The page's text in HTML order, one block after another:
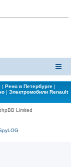
| Рено в Петербурге |
| Электромобили Renault
Limited